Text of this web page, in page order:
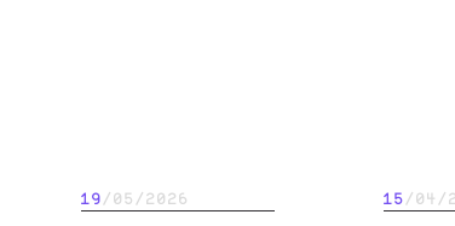
19 /05/2026 15 /04/